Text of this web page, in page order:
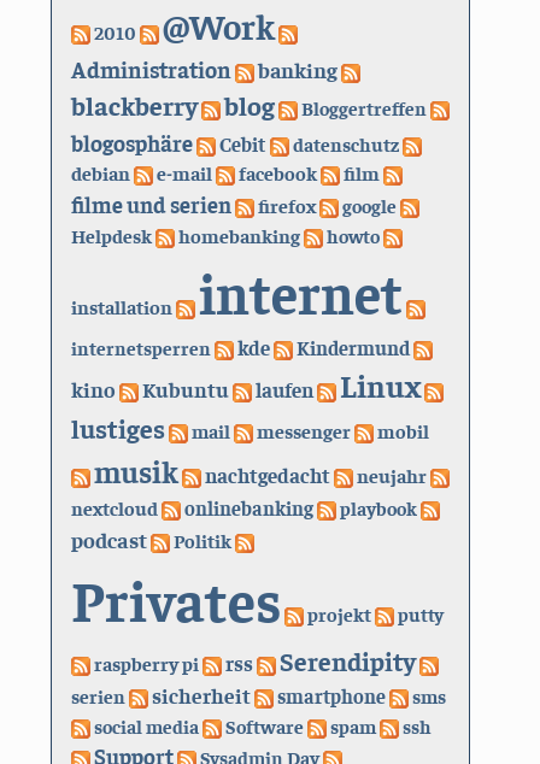
2010 @Work
Administration banking
blackberry blog Bloggertreffen
blogosphäre Cebit datenschutz
debian e-mail facebook film
filme und serien firefox
google
Helpdesk
homebanking howto
installation internet
internetsperren kde Kindermund
kino Kubuntu laufen Linux
lustiges mail messenger mobil
musik nachtgedacht neujahr
nextcloud onlinebanking playbook
podcast Politik
Privates projekt putty
raspberry pi rss Serendipity
serien sicherheit smartphone
sms
social media
Software spam ssh
Support Sysadmin Day